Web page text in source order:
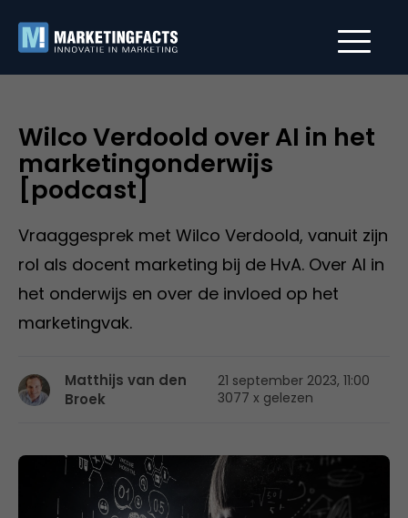
Wilco Verdoold over AI in het
marketingonderwijs
[podcast]
Vraaggesprek met Wilco Verdoold, vanuit zijn
rol als docent marketing bij de HvA. Over AI in
het onderwijs en over de invloed op het
marketingvak.
Matthijs van den
Broek
21 september 2023, 11:00
3077 x gelezen